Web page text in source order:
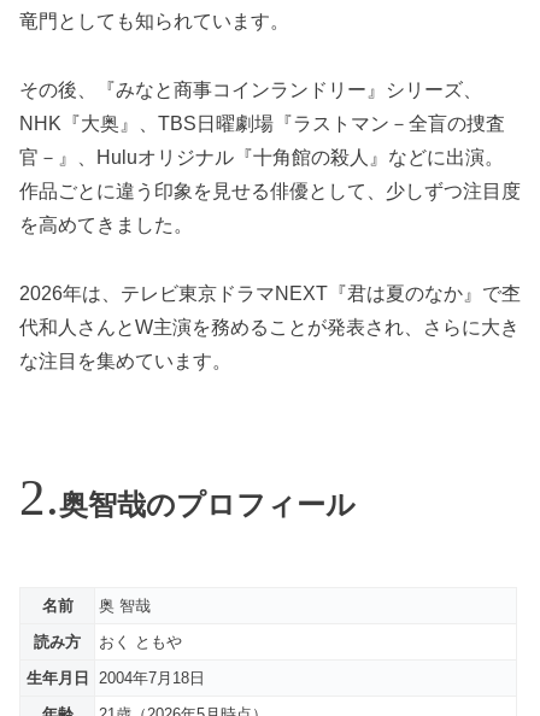
竜門としても知られています。
その後、『みなと商事コインランドリー』シリーズ、
NHK『大奥』、TBS日曜劇場『ラストマン－全盲の捜査
官－』、Huluオリジナル『十角館の殺人』などに出演。
作品ごとに違う印象を見せる俳優として、少しずつ注目度
を高めてきました。
2026年は、テレビ東京ドラマNEXT『君は夏のなか』で杢
代和人さんとW主演を務めることが発表され、さらに大き
な注目を集めています。
奥智哉のプロフィール
名前
奥 智哉
読み方
おく ともや
生年月日
2004年7月18日